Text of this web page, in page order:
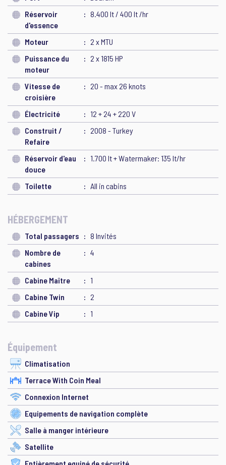
Réservoir
d'essence
8.400 lt / 400 lt /hr
Moteur
2 x MTU
Puissance du
moteur
2 x 1815 HP
Vitesse de
croisière
20 - max 26 knots
Électricité
12 + 24 + 220 V
Construit /
Refaire
2008 - Turkey
Réservoir d'eau
douce
1.700 lt + Watermaker: 135 lt/hr
Toilette All in cabins
HÉBERGEMENT
Total passagers
8 Invités
Nombre de
cabines
4
Cabine Maître
1
Cabine Twin
2
Cabine Vip
1
Équipement
Climatisation
Terrace With Coin Meal
Connexion Internet
Equipements de navigation complète
Salle à manger intérieure
Satellite